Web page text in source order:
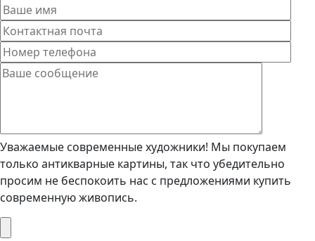
Уважаемые современные художники! Мы покупаем
только антикварные картины, так что убедительно
просим не беспокоить нас с предложениями купить
современную живопись.